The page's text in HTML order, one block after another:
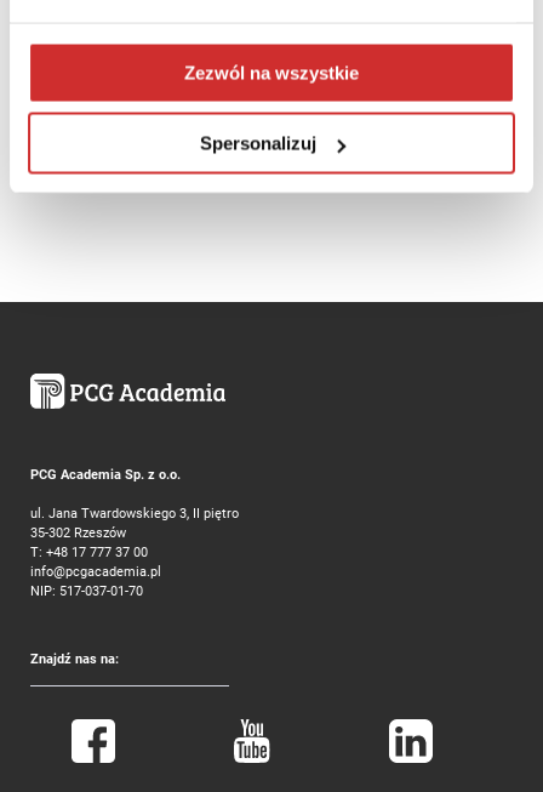
Zezwól na wszystkie
Spersonalizuj
ZAPISZ SIĘ
PCG Academia Sp. z o.o.
ul. Jana Twardowskiego 3, II piętro
35-302 Rzeszów
T: +48 17 777 37 00
info@pcgacademia.pl
NIP: 517-037-01-70
Znajdź nas na: